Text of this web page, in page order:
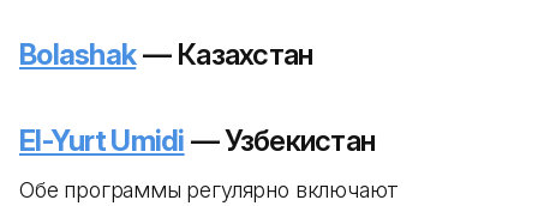
Bolashak— Казахстан
El-Yurt Umidi — Узбекистан
Обе программы регулярно включают